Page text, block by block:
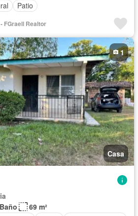
Patio
FGraell Realtor
Casa
1
69 m²